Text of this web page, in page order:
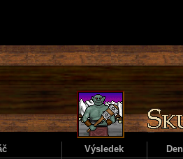
Výsledek
Den